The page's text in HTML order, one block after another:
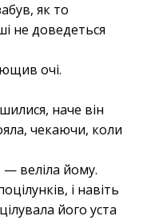
як то
не доведеться
очі.
наче він
чекаючи, коли
— веліла йому.
і навіть
його уста